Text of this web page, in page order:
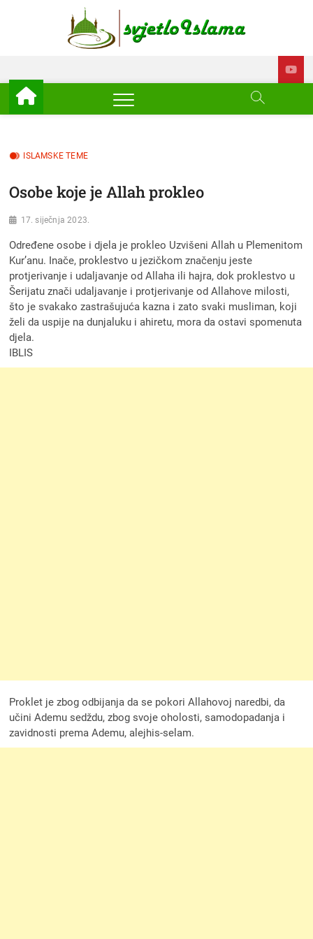
EDUKACIJA –
ISLAMSKE TEME
Osobe koje je Allah prokleo
17. siječnja 2023.
Određene osobe i djela je prokleo Uzvišeni Allah u Plemenitom
Kur’anu. Inače, proklestvo u jezičkom značenju jeste
protjerivanje i udaljavanje od Allaha ili hajra, dok proklestvo u
Šerijatu znači udaljavanje i protjerivanje od Allahove milosti,
što je svakako zastrašujuća kazna i zato svaki musliman, koji
želi da uspije na dunjaluku i ahiretu, mora da ostavi spomenuta
djela.
IBLIS
Proklet je zbog odbijanja da se pokori Allahovoj naredbi, da
učini Ademu sedždu, zbog svoje oholosti, samodopadanja i
zavidnosti prema Ademu, alejhis-selam.